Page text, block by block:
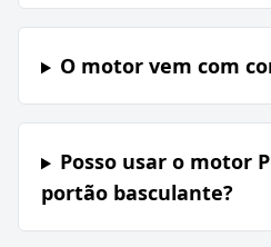
O motor vem com
Posso usar o motor
portão basculante?